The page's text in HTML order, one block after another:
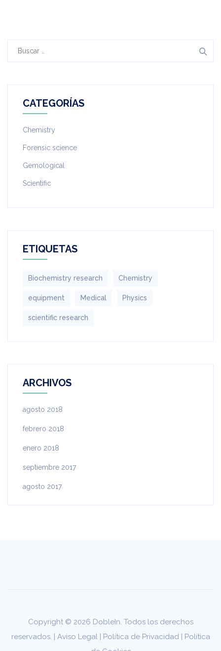
CATEGORÍAS
Chemistry
Forensic science
Gemological
Scientific
ETIQUETAS
Biochemistry research Chemistry
equipment‎ Medical Physics
scientific research
ARCHIVOS
agosto 2018
febrero 2018
enero 2018
septiembre 2017
agosto 2017
Copyright © 2026 DobleIn. Todos los derechos
reservados. | Aviso Legal| Política de Privacidad| Política